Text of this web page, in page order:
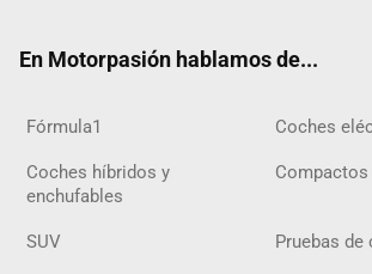
En Motorpasión hablamos de...
Fórmula1 Coches
Coches híbridos y
enchufables
Compactos
SUV Pruebas de